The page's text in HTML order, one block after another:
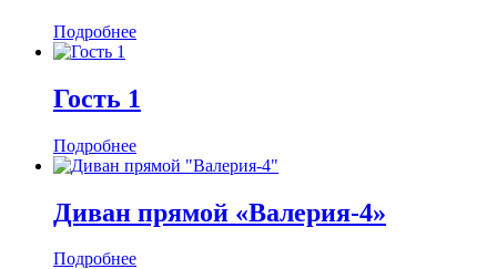
Подробнее
Гость 1
Подробнее
Диван прямой «Валерия-4»
Подробнее